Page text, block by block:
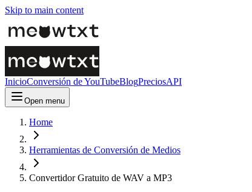
Skip to main content
InicioConversión de YouTubeBlogPreciosAPI
Open menu
Home
Herramientas de Conversión de Medios
Convertidor Gratuito de WAV a MP3